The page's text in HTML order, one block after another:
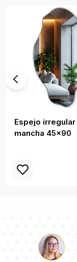
Espejo irregular
mancha 45x90